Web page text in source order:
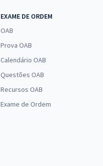
EXAME DE ORDEM
OAB
Prova OAB
Calendário OAB
Questões OAB
Recursos OAB
Exame de Ordem